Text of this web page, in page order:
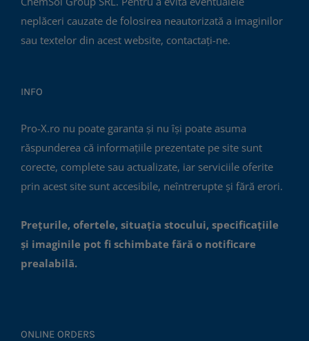
neplăceri cauzate de folosirea neautorizată a imaginilor
sau textelor din acest website, contactați-ne.
INFO
Pro-X.ro nu poate garanta și nu își poate asuma
răspunderea că informațiile prezentate pe site sunt
corecte, complete sau actualizate, iar serviciile oferite
prin acest site sunt accesibile, neîntrerupte și fără erori.
Prețurile, ofertele, situația stocului, specificațiile
și imaginile pot fi schimbate fără o notificare
prealabilă.
ONLINE ORDERS